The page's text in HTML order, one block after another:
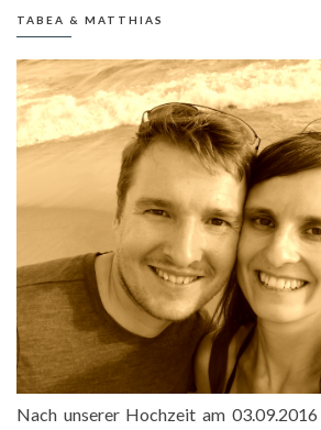
TABEA & MATTHIAS
Nach unserer Hochzeit am